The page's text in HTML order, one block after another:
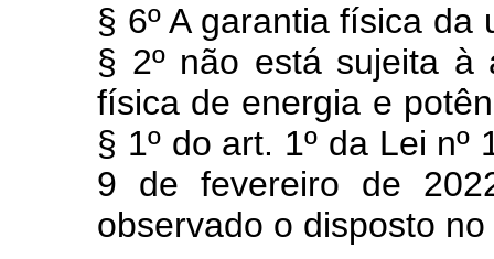
§ 6º A garantia física
§ 2º não está sujeita à
física de energia e
§ 1º do art. 1º da Lei
9 de fevereiro de
observado o disposto no